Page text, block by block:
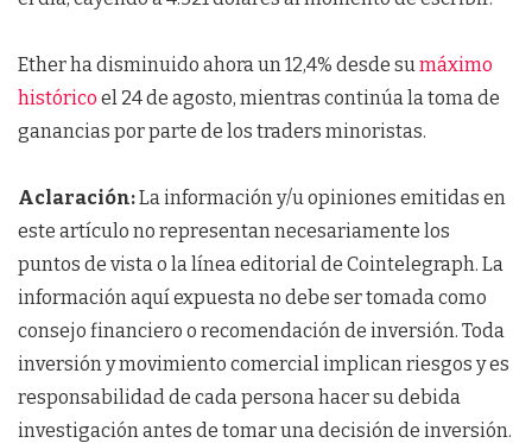
Ether ha disminuido ahora un 12,4% desde sumáximo
histórico el 24 de agosto, mientras continúa la toma de
ganancias por parte de los traders minoristas.
Aclaración:La información y/u opiniones emitidas en
este artículo no representan necesariamente los
puntos de vista o la línea editorial de Cointelegraph. La
información aquí expuesta no debe ser tomada como
consejo financiero o recomendación de inversión. Toda
inversión y movimiento comercial implican riesgos y es
responsabilidad de cada persona hacer su debida
investigación antes de tomar una decisión de inversión.